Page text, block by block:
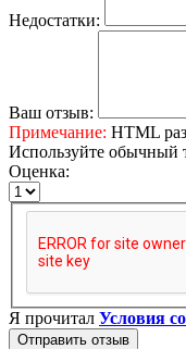
Недостатки:
Ваш отзыв:
Примечание: HTML
Используйте обычный
Оценка:
Я прочитал Условия
Отправить отзыв